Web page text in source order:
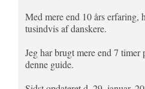
Med mere end 10 års
tusindvis af danskere.
Jeg har brugt mere end 7 timer
denne guide.